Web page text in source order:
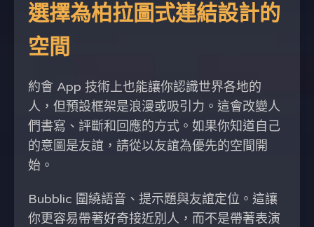
選擇為柏拉圖式連結設計的
空間
約會 App 技術上也能讓你認識世界各地的
人，但預設框架是浪漫或吸引力。這會改變人
們書寫、評斷和回應的方式。如果你知道自己
的意圖是友誼，請從以友誼為優先的空間開
始。
Bubblic 圍繞語音、提示題與友誼定位。這讓
你更容易帶著好奇接近別人，而不是帶著表演